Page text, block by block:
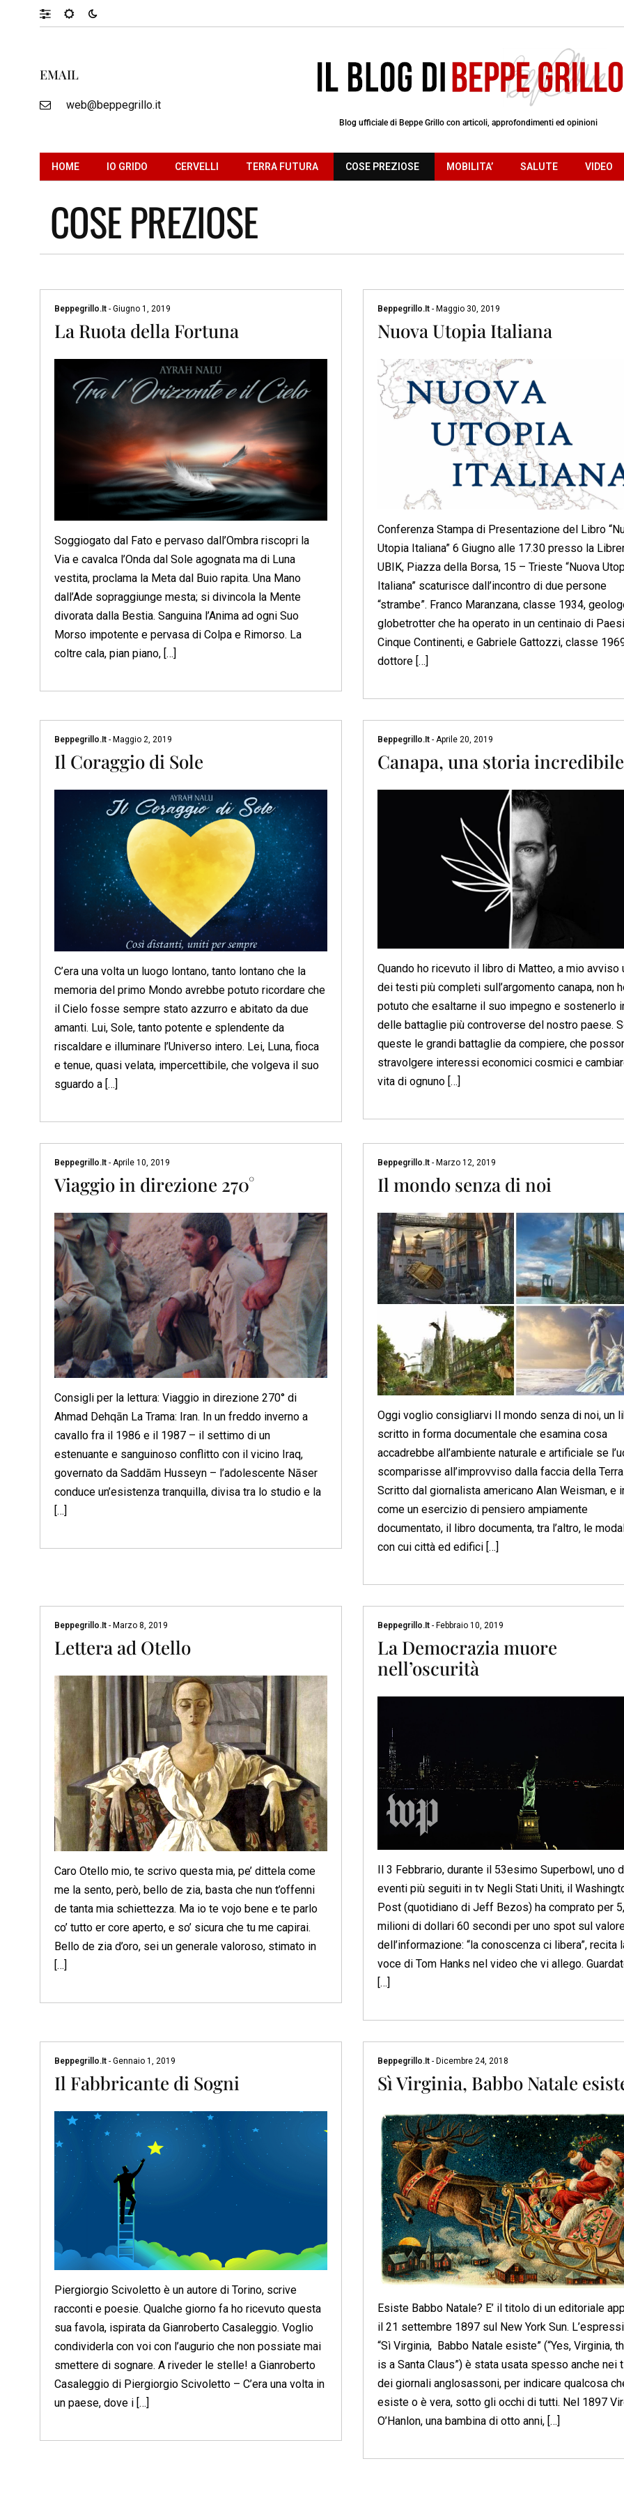
EMAIL
web@beppegrillo.it
Blog ufficiale di Beppe Grillo con articoli, approfondimenti ed opinioni
HOME IO GRIDO CERVELLI TERRA FUTURA COSE PREZIOSE MOBILITA’ SALUTE VIDEO
COSE PREZIOSE
Beppegrillo.it - Giugno 1, 2019
La Ruota della Fortuna
Soggiogato dal Fato e pervaso dall’Ombra riscopri la
Via e cavalca l’Onda dal Sole agognata ma di Luna
vestita, proclama la Meta dal Buio rapita. Una Mano
dall’Ade sopraggiunge mesta; si divincola la Mente
divorata dalla Bestia. Sanguina l’Anima ad ogni Suo
Morso impotente e pervasa di Colpa e Rimorso. La
coltre cala, pian piano, […]
Beppegrillo.it -Maggio 30, 2019
Nuova Utopia Italiana
Conferenza Stampa di Presentazione del Libro
Utopia Italiana” 6 Giugno alle 17.30 presso la
UBIK, Piazza della Borsa, 15 – Trieste “Nuova
Italiana” scaturisce dall’incontro di due persone
“strambe”. Franco Maranzana, classe 1934,
globetrotter che ha operato in un centinaio di
Cinque Continenti, e Gabriele Gattozzi, classe
dottore […]
Beppegrillo.it - Maggio 2, 2019
Il Coraggio di Sole
C’era una volta un luogo lontano, tanto lontano che la
memoria del primo Mondo avrebbe potuto ricordare che
il Cielo fosse sempre stato azzurro e abitato da due
amanti. Lui, Sole, tanto potente e splendente da
riscaldare e illuminare l’Universo intero. Lei, Luna, fioca
e tenue, quasi velata, impercettibile, che volgeva il suo
sguardo a […]
Beppegrillo.it -Aprile 20, 2019
Canapa, una storia incredibile
Quando ho ricevuto il libro di Matteo, a mio avviso
dei testi più completi sull’argomento canapa, non
potuto che esaltarne il suo impegno e sostenerlo
delle battaglie più controverse del nostro paese.
queste le grandi battaglie da compiere, che
stravolgere interessi economici cosmici e
vita di ognuno […]
Beppegrillo.it - Aprile 10, 2019
Viaggio in direzione 270°
Consigli per la lettura: Viaggio in direzione 270° di
Ahmad Dehqān La Trama: Iran. In un freddo inverno a
cavallo fra il 1986 e il 1987 – il settimo di un
estenuante e sanguinoso conflitto con il vicino Iraq,
governato da Saddām Husseyn – l’adolescente Nāser
conduce un’esistenza tranquilla, divisa tra lo studio e la
[…]
Beppegrillo.it -Marzo 12, 2019
Il mondo senza di noi
Oggi voglio consigliarvi Il mondo senza di noi, un
scritto in forma documentale che esamina cosa
accadrebbe all’ambiente naturale e artificiale se
scomparisse all’improvviso dalla faccia della
Scritto dal giornalista americano Alan Weisman, e
come un esercizio di pensiero ampiamente
documentato, il libro documenta, tra l’altro, le
con cui città ed edifici […]
Beppegrillo.it - Marzo 8, 2019
Lettera ad Otello
Caro Otello mio, te scrivo questa mia, pe’ dittela come
me la sento, però, bello de zia, basta che nun t’offenni
de tanta mia schiettezza. Ma io te vojo bene e te parlo
co’ tutto er core aperto, e so’ sicura che tu me capirai.
Bello de zia d’oro, sei un generale valoroso, stimato in
[…]
Beppegrillo.it -Febbraio 10, 2019
La Democrazia muore
nell’oscurità
Il 3 Febbrario, durante il 53esimo Superbowl, uno
eventi più seguiti in tv Negli Stati Uniti, il
Post (quotidiano di Jeff Bezos) ha comprato per
milioni di dollari 60 secondi per uno spot sul
dell’informazione: “la conoscenza ci libera”, recita
voce di Tom Hanks nel video che vi allego.
[…]
Beppegrillo.it - Gennaio 1, 2019
Il Fabbricante di Sogni
Piergiorgio Scivoletto è un autore di Torino, scrive
racconti e poesie. Qualche giorno fa ho ricevuto questa
sua favola, ispirata da Gianroberto Casaleggio. Voglio
condividerla con voi con l’augurio che non possiate mai
smettere di sognare. A riveder le stelle! a Gianroberto
Casaleggio di Piergiorgio Scivoletto – C’era una volta in
un paese, dove i […]
Beppegrillo.it -Dicembre 24, 2018
Sì Virginia, Babbo Natale
Esiste Babbo Natale? E’ il titolo di un editoriale
il 21 settembre 1897 sul New York Sun.
“Sì Virginia, Babbo Natale esiste” (“Yes, Virginia,
is a Santa Claus”) è stata usata spesso anche nei
dei giornali anglosassoni, per indicare qualcosa
esiste o è vera, sotto gli occhi di tutti. Nel 1897
O’Hanlon, una bambina di otto anni, […]